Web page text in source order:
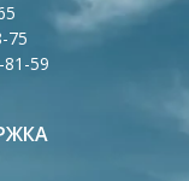
75
59